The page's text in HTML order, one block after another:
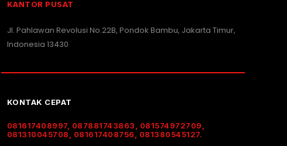
KANTOR PUSAT
Jl. Pahlawan Revolusi No.22B, Pondok Bambu, Jakarta Timur,
Indonesia 13430
KONTAK CEPAT
081617408997, 087881743863, 081574972709,
081310045708, 081617408756, 081380545127.